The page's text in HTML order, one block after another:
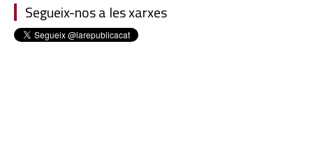
Segueix-nos a les xarxes